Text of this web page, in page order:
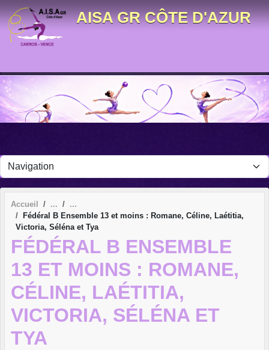
AISA GR CÔTE D'AZUR
Accueil
Fédéral B Ensemble 13 et moins : Romane, Céline, Laétitia,
Victoria, Séléna et Tya
FÉDÉRAL B ENSEMBLE
13 ET MOINS : ROMANE,
CÉLINE, LAÉTITIA,
VICTORIA, SÉLÉNA ET
TYA
Panneau de gestion des cookies